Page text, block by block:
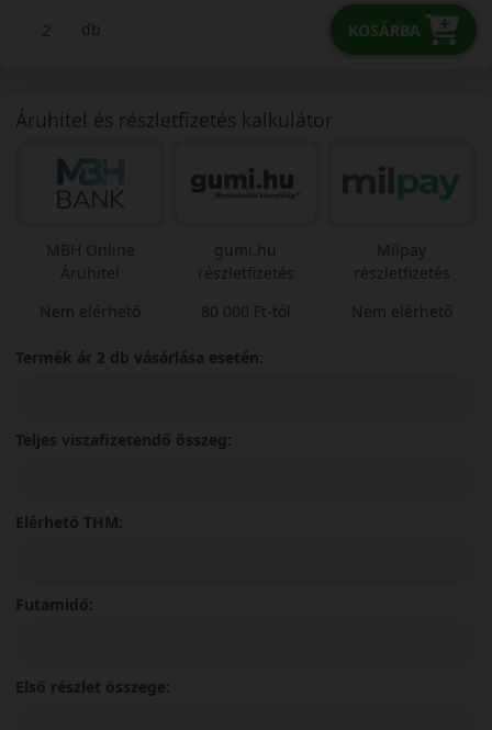
db KOSÁRBA
Áruhitel és részletfizetés kalkulátor
MBH Online
Áruhitel
Nem elérhető
gumi.hu
részletfizetés
80 000 Ft-tól
Milpay
részletfizetés
Nem elérhető
Termék ár 2 db vásárlása esetén:
Teljes viszafizetendő összeg:
Elérhető THM:
Futamidő:
Első részlet összege: